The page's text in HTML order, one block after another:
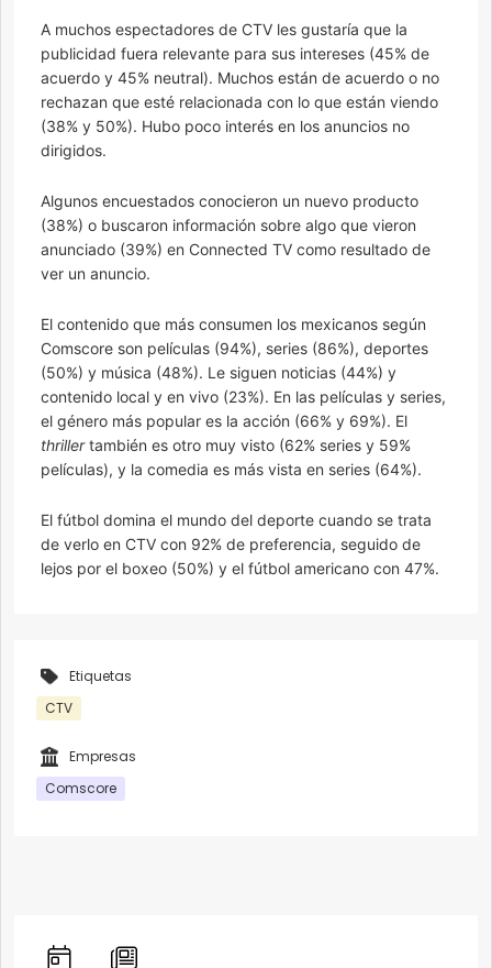
A muchos espectadores de CTV les gustaría que la
publicidad fuera relevante para sus intereses (45% de
acuerdo y 45% neutral). Muchos están de acuerdo o no
rechazan que esté relacionada con lo que están viendo
(38% y 50%). Hubo poco interés en los anuncios no
dirigidos.
Algunos encuestados conocieron un nuevo producto
(38%) o buscaron información sobre algo que vieron
anunciado (39%) en Connected TV como resultado de
ver un anuncio.
El contenido que más consumen los mexicanos según
Comscore son películas (94%), series (86%), deportes
(50%) y música (48%). Le siguen noticias (44%) y
contenido local y en vivo (23%). En las películas y series,
el género más popular es la acción (66% y 69%). El
thrillertambién es otro muy visto (62% series y 59%
películas), y la comedia es más vista en series (64%).
El fútbol domina el mundo del deporte cuando se trata
de verlo en CTV con 92% de preferencia, seguido de
lejos por el boxeo (50%) y el fútbol americano con 47%.
Etiquetas
CTV
Empresas
Comscore